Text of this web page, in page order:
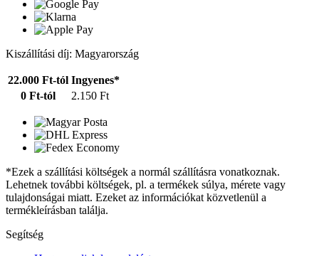
Kiszállítási díj: Magyarország
22.000 Ft-tól Ingyenes*
0 Ft-tól
2.150 Ft
*Ezek a szállítási költségek a normál szállításra vonatkoznak.
Lehetnek további költségek, pl. a termékek súlya, mérete vagy
tulajdonságai miatt. Ezeket az információkat közvetlenül a
termékleírásban találja.
Segítség